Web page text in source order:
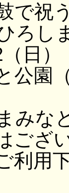
で祝
ろし
（日
公園
みな
ござ
利用